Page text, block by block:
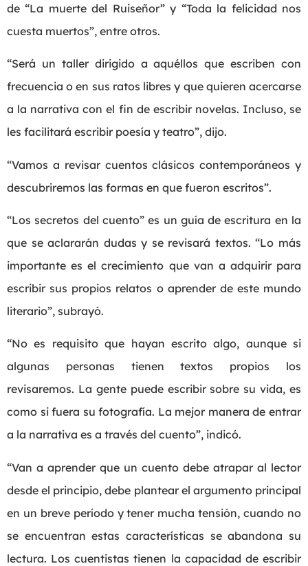
de “La muerte del Ruiseñor” y “Toda la felicidad nos
cuesta muertos”, entre otros.
“Será un taller dirigido a aquéllos que escriben con
frecuencia o en sus ratos libres y que quieren acercarse
a la narrativa con el fin de escribir novelas. Incluso, se
les facilitará escribir poesía y teatro”, dijo.
“Vamos a revisar cuentos clásicos contemporáneos y
descubriremos las formas en que fueron escritos”.
“Los secretos del cuento” es un guía de escritura en la
que se aclararán dudas y se revisará textos. “Lo más
importante es el crecimiento que van a adquirir para
escribir sus propios relatos o aprender de este mundo
literario”, subrayó.
“No es requisito que hayan escrito algo, aunque si
algunas personas tienen textos propios los
revisaremos. La gente puede escribir sobre su vida, es
como si fuera su fotografía. La mejor manera de entrar
a la narrativa es a través del cuento”, indicó.
“Van a aprender que un cuento debe atrapar al lector
desde el principio, debe plantear el argumento principal
en un breve período y tener mucha tensión, cuando no
se encuentran estas características se abandona su
lectura. Los cuentistas tienen la capacidad de escribir